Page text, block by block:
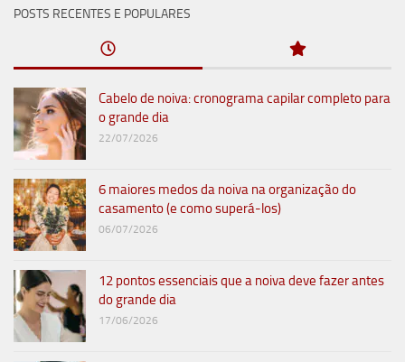
POSTS RECENTES E POPULARES
Cabelo de noiva: cronograma capilar completo para
o grande dia
22/07/2026
6 maiores medos da noiva na organização do
casamento (e como superá-los)
06/07/2026
12 pontos essenciais que a noiva deve fazer antes
do grande dia
17/06/2026